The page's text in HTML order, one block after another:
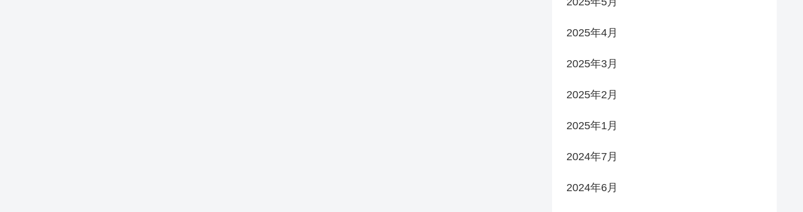
2025年4月
2025年3月
2025年2月
2025年1月
2024年7月
2024年6月